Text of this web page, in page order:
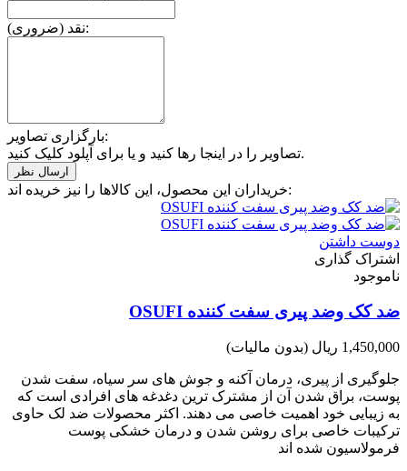
نقد (ضروری):
بارگزاری تصاویر:
تصاویر را در اینجا رها کنید و یا برای آپلود کلیک کنید.
خریداران این محصول، این کالاها را نیز خریده اند:
دوست داشتن
اشتراک گذاری
ناموجود
ضد کک وضد پیری سفت کننده OSUFI
1,450,000 ریال (بدون مالیات)
جلوگیری از پیری، درمان آکنه و جوش های سر سیاه، سفت شدن
پوست، براق شدن آن از مشترک ترین دغدغه های افرادی است که
به زیبایی خود اهمیت خاصی می دهند. اکثر محصولات ضد لک حاوی
ترکیبات خاصی برای روشن شدن و درمان خشکی پوست
فرمولاسیون شده اند